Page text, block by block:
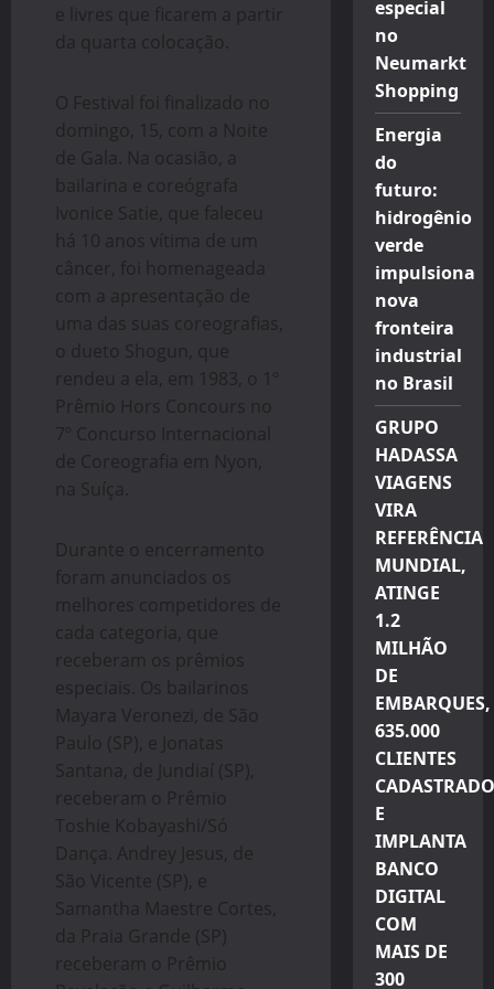
e livres que ficarem a partir
da quarta colocação.
O Festival foi finalizado no
domingo, 15, com a Noite
de Gala. Na ocasião, a
bailarina e coreógrafa
Ivonice Satie, que faleceu
há 10 anos vítima de um
câncer, foi homenageada
com a apresentação de
uma das suas coreografias,
o dueto Shogun, que
rendeu a ela, em 1983, o 1º
Prêmio Hors Concours no
7º Concurso Internacional
de Coreografia em Nyon,
na Suíça.
Durante o encerramento
foram anunciados os
melhores competidores de
cada categoria, que
receberam os prêmios
especiais. Os bailarinos
Mayara Veronezi, de São
Paulo (SP), e Jonatas
Santana, de Jundiaí (SP),
receberam o Prêmio
Toshie Kobayashi/Só
Dança. Andrey Jesus, de
São Vicente (SP), e
Samantha Maestre Cortes,
da Praia Grande (SP)
receberam o Prêmio
especial
no
Neumarkt
Shopping
Energia
do
futuro:
hidrogênio
verde
impulsiona
nova
fronteira
industrial
no Brasil
GRUPO
HADASSA
VIAGENS
VIRA
REFERÊNCIA
MUNDIAL,
ATINGE
1.2
MILHÃO
DE
EMBARQUES,
635.000
CLIENTES
E
IMPLANTA
BANCO
DIGITAL
COM
MAIS DE
300